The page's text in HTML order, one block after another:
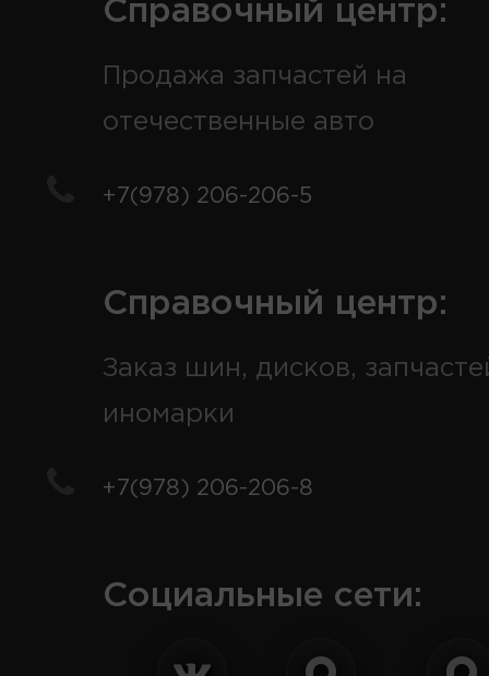
Справочный центр:
Продажа запчастей на
отечественные авто
+7(978) 206-206-5
Справочный центр:
Заказ шин, дисков,
иномарки
+7(978) 206-206-8
Социальные сети: